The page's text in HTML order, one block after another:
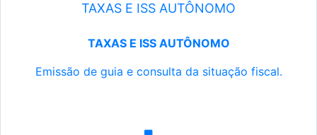
TAXAS E ISS AUTÔNOMO
TAXAS E ISS AUTÔNOMO
Emissão de guia e consulta da situação fiscal.